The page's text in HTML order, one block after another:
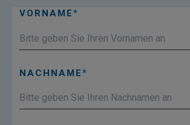
VORNAME
NACHNAME